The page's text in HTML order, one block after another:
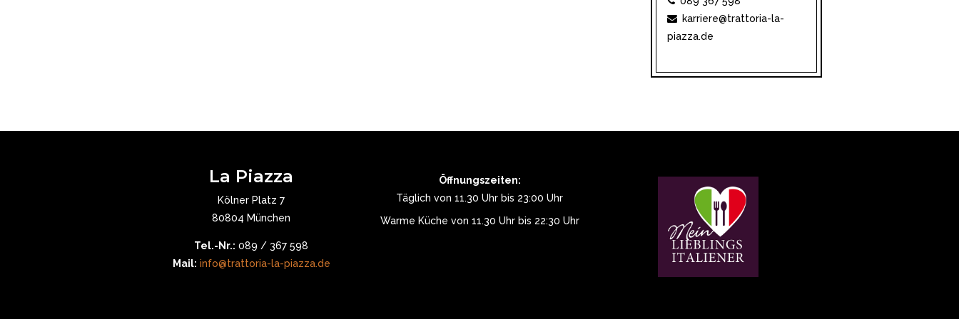
karriere@trattoria-la-
piazza.de
La Piazza
Kölner Platz 7
80804 München
Tel.-Nr.: 089 / 367 598
Mail: info@trattoria-la-piazza.de
Öffnungszeiten:
Täglich von 11.30 Uhr bis 23:00 Uhr
Warme Küche von 11.30 Uhr bis 22:30 Uhr